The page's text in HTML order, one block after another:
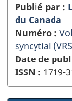
Publié par :
du Canada
Numéro :
syncytial
Date de
ISSN : 1719-